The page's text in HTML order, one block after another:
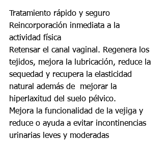
Tratamiento rápido y seguro
Reincorporación inmediata a la
actividad física
Retensar el canal vaginal. Regenera los
tejidos, mejora la lubricación, reduce la
sequedad y recupera la elasticidad
natural además de  mejorar la
hiperlaxitud del suelo pélvico.
Mejora la funcionalidad de la vejiga y
reduce o ayuda a evitar incontinencias
urinarias leves y moderadas